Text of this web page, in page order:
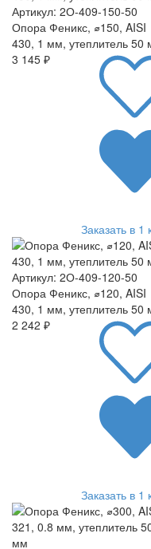
Артикул: 2О-409-150-50
Опора Феникс, ⌀150, AISI
430, 1 мм, утеплитель 50
3 145 ₽
Заказать в 1
Артикул: 2О-409-120-50
Опора Феникс, ⌀120, AISI
430, 1 мм, утеплитель 50
2 242 ₽
Заказать в 1